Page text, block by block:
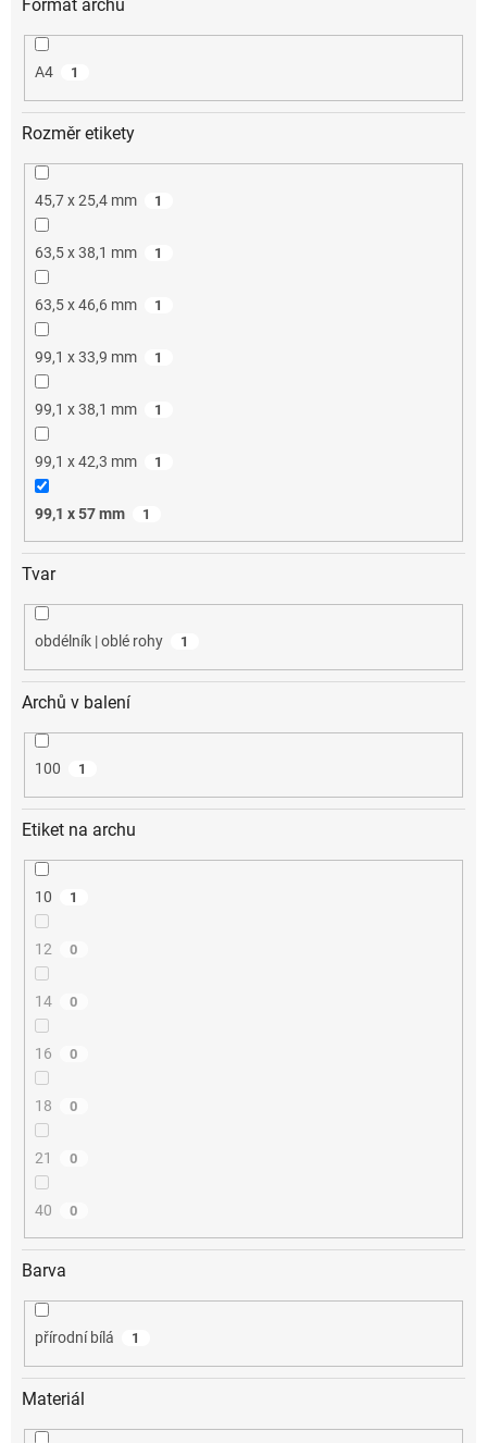
Formát archu
A4 1
Rozměr etikety
45,7 x 25,4 mm 1
63,5 x 38,1 mm 1
63,5 x 46,6 mm 1
99,1 x 33,9 mm 1
99,1 x 38,1 mm 1
99,1 x 42,3 mm 1
99,1 x 57 mm 1
Tvar
obdélník | oblé rohy 1
Archů v balení
100 1
Etiket na archu
10 1
12 0
14 0
16 0
18 0
21 0
40 0
Barva
přírodní bílá 1
Materiál